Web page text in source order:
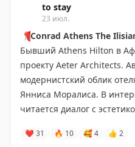
to stay
23 июл.
📍Conrad Athens The
Бывший Athens Hilton в
проекту Aeter Architects.
модернистский облик
Янниса Моралиса. В
читается диалог с
❤ 31 🔥 10 🥰4 👍 2